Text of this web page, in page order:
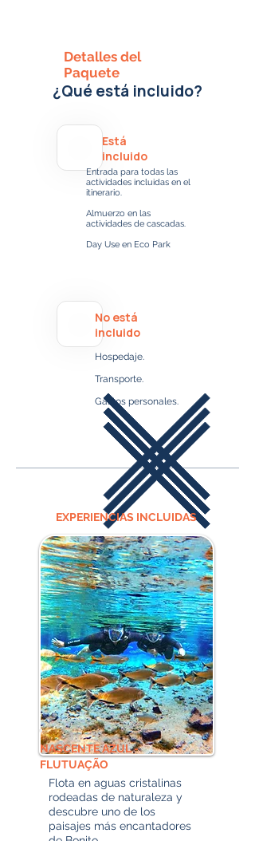
Detalles del
Paquete
¿Qué está incluido?
Está
incluido
Entrada para todas las
actividades incluidas en el
itinerario.
Almuerzo en las
actividades de cascadas.
Day Use en Eco Park
Hospedaje.
Transporte.
Gastos personales.​​​
No está
incluido
EXPERIENCIAS INCLUIDAS
NASCENTE AZUL -
FLUTUAÇÃO
Flota en aguas cristalinas
rodeadas de naturaleza y
descubre uno de los
paisajes más encantadores